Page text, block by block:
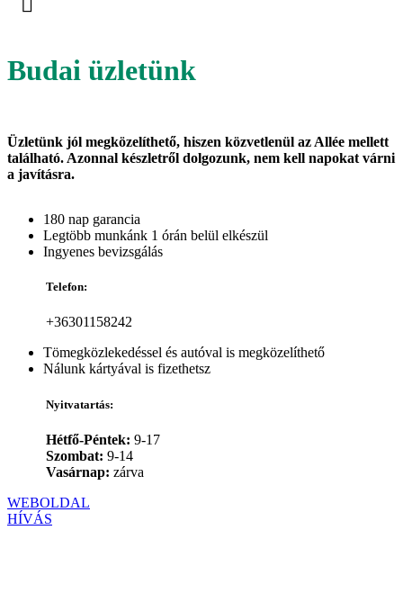
Budai üzletünk
Üzletünk jól megközelíthető, hiszen közvetlenül az Allée mellett
található. Azonnal készletről dolgozunk, nem kell napokat várni
a javításra.
180 nap garancia
Legtöbb munkánk 1 órán belül elkészül
Ingyenes bevizsgálás
Telefon:
+36301158242
Tömegközlekedéssel és autóval is megközelíthető
Nálunk kártyával is fizethetsz
Nyitvatartás:
Hétfő-Péntek: 9-17
Szombat: 9-14
Vasárnap: zárva
WEBOLDAL
HÍVÁS